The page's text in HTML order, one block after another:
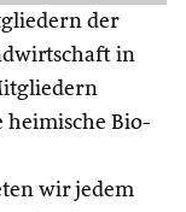
der
in
heimische Bio-
wir jedem